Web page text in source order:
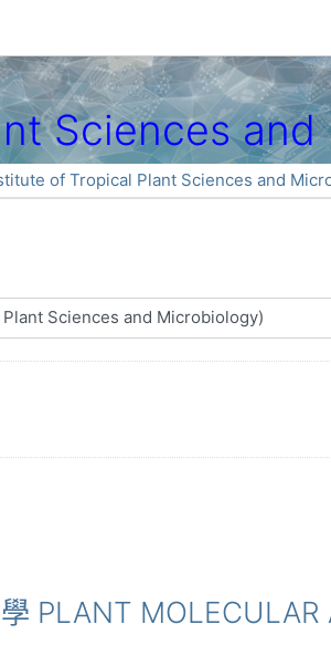
Sciences
of Tropical Plant Sciences and
PLANT MOLECULAR